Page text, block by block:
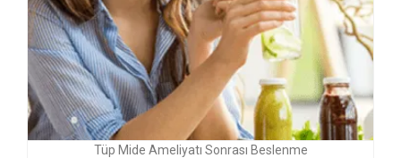
Tüp Mide Ameliyatı Sonrası Beslenme